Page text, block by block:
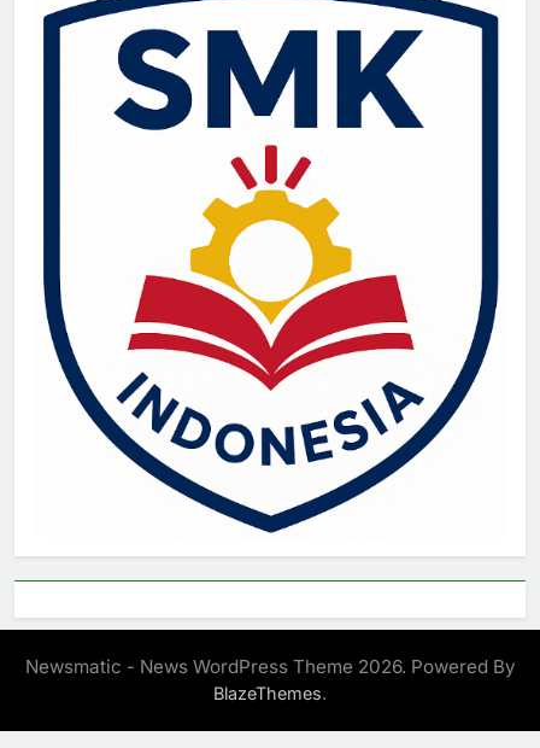
Newsmatic - News WordPress Theme 2026. Powered By
BlazeThemes.